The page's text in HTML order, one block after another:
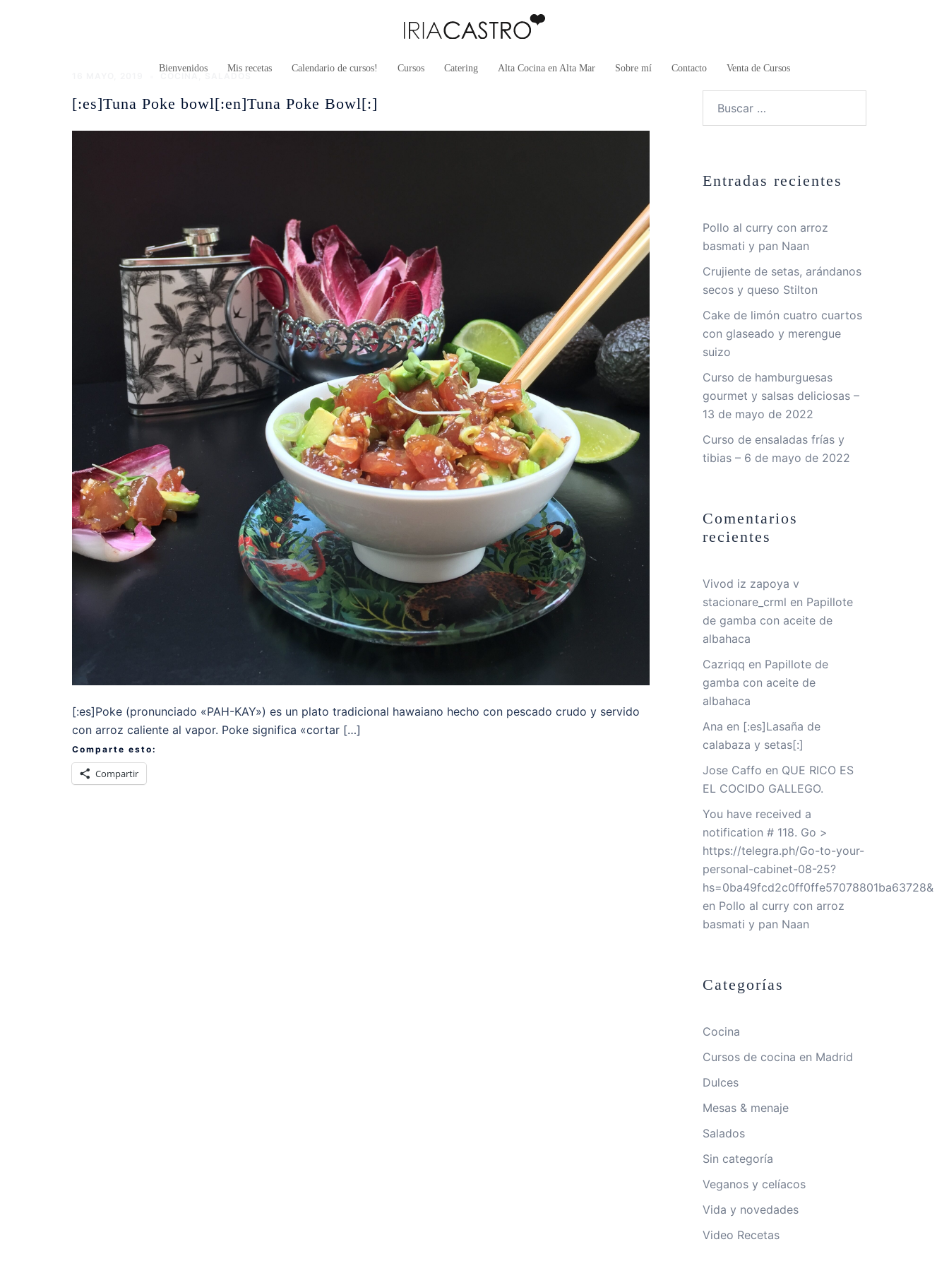
Bienvenidos Mis recetas Calendario de cursos! Cursos Catering Alta Cocina en Alta Mar Sobre mí Contacto Venta de Cursos
[:es]Tuna Poke bowl[:en]Tuna Poke Bowl[:]
[:es]Poke (pronunciado «PAH-KAY») es un plato tradicional hawaiano hecho con pescado crudo y servido
con arroz caliente al vapor. Poke significa «cortar […]
Comparte esto:
Compartir
Entradas recientes
Pollo al curry con arroz
basmati y pan Naan
Crujiente de setas, arándanos
secos y queso Stilton
Cake de limón cuatro cuartos
con glaseado y merengue
suizo
Curso de hamburguesas
gourmet y salsas deliciosas –
13 de mayo de 2022
Curso de ensaladas frías y
tibias – 6 de mayo de 2022
Comentarios
recientes
Vivod iz zapoya v
stacionare_crml en Papillote
de gamba con aceite de
albahaca
Cazriqq en Papillote de
gamba con aceite de
albahaca
Ana en [:es]Lasaña de
calabaza y setas[:]
Jose Caffo en QUE RICO ES
EL COCIDO GALLEGO.
You have received a
notification # 118. Go >
https://telegra.ph/Go-to-your-
personal-cabinet-08-25?
hs=0ba49fcd2c0ff0ffe57078801ba63728&
en Pollo al curry con arroz
basmati y pan Naan
Categorías
Cocina
Cursos de cocina en Madrid
Dulces
Mesas & menaje
Salados
Sin categoría
Veganos y celíacos
Vida y novedades
Video Recetas